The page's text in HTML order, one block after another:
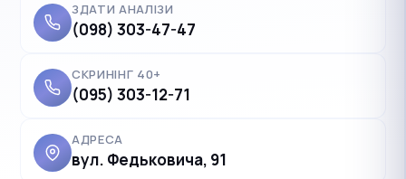
ЗДАТИ АНАЛІЗИ
(098) 303-47-47
СКРИНІНГ 40+
(095) 303-12-71
АДРЕСА
вул. Федьковича, 91